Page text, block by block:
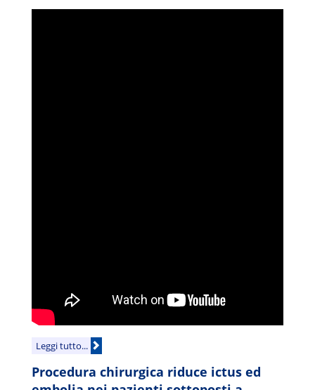
Leggi tutto...
Procedura chirurgica riduce ictus ed